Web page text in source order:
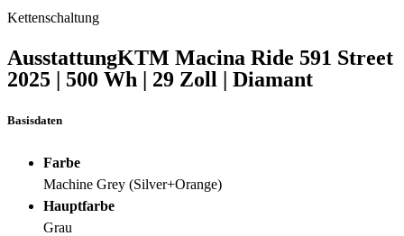
Kettenschaltung
AusstattungKTM Macina Ride 591 Street
2025
500 Wh 29 Zoll Diamant
Basisdaten
Farbe
Machine Grey (Silver+Orange)
Hauptfarbe
Grau